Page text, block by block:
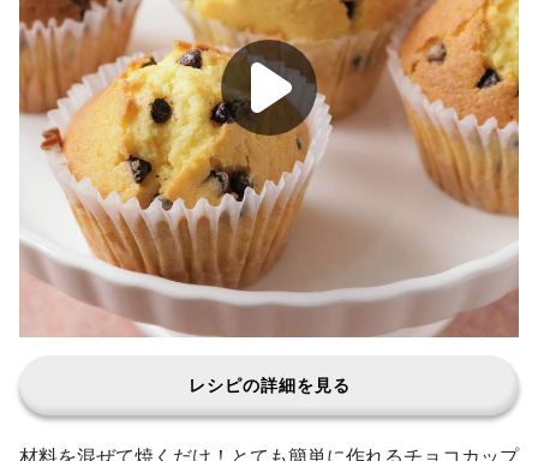
レシピの詳細を見る
材料を混ぜて焼くだけ！とても簡単に作れるチョコカップ